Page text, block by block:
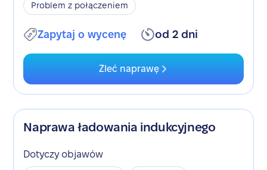
Problem z połączeniem
Zapytaj o wycenę od 2 dni
Zleć naprawę
Naprawa ładowania indukcyjnego
Dotyczy objawów